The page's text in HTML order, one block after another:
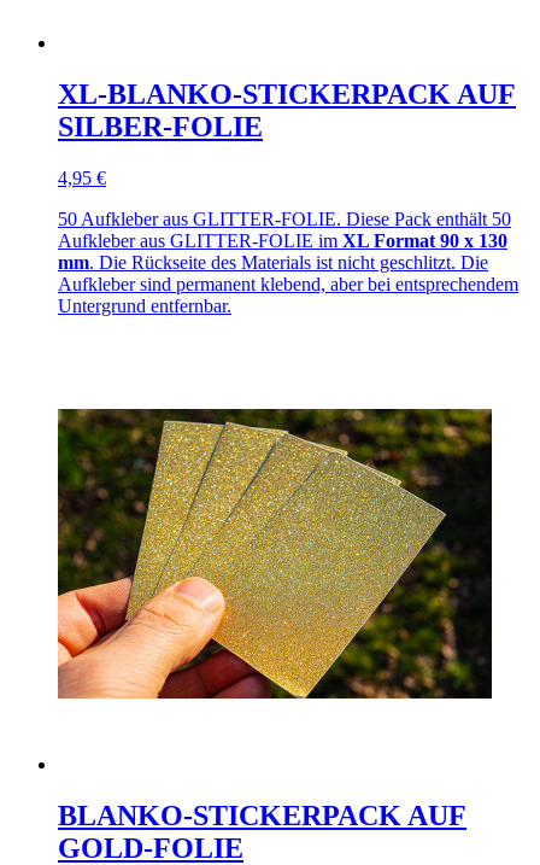
XL-BLANKO-STICKERPACK AUF
SILBER-FOLIE
4,95 €
50 Aufkleber aus GLITTER-FOLIE. Diese Pack enthält 50
Aufkleber aus GLITTER-FOLIE im XL Format 90 x 130
mm. Die Rückseite des Materials ist nicht geschlitzt. Die
Aufkleber sind permanent klebend, aber bei entsprechendem
Untergrund entfernbar.
BLANKO-STICKERPACK AUF
GOLD-FOLIE